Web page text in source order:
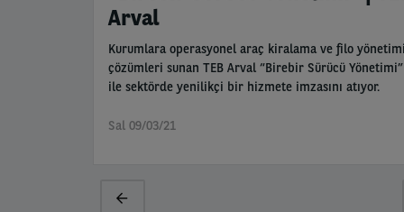
Arval
Kurumlara operasyonel araç kiralama ve filo yönetimi
çözümleri sunan TEB Arval “Birebir Sürücü Yönetimi”
ile sektörde yenilikçi bir hizmete imzasını atıyor.
Sal 09/03/21
Pagination
Previous